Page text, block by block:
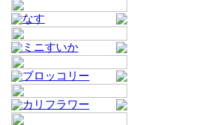
なす
ミニすいか
ブロッコリー
カリフラワー